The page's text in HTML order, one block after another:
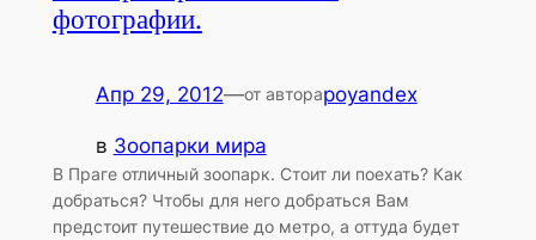
фотографии.
Апр 29, 2012—от автораpoyandex
в Зоопарки мира
В Праге отличный зоопарк. Стоит ли поехать? Как
добраться? Чтобы для него добраться Вам
предстоит путешествие до метро, а оттуда будет